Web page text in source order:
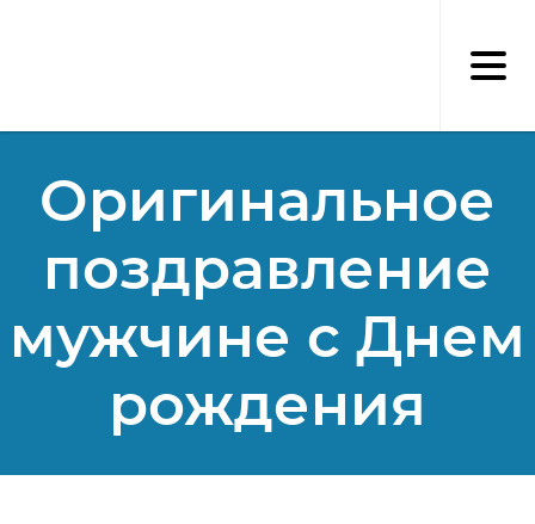
Оригинальное
поздравление
мужчине с Днем
рождения